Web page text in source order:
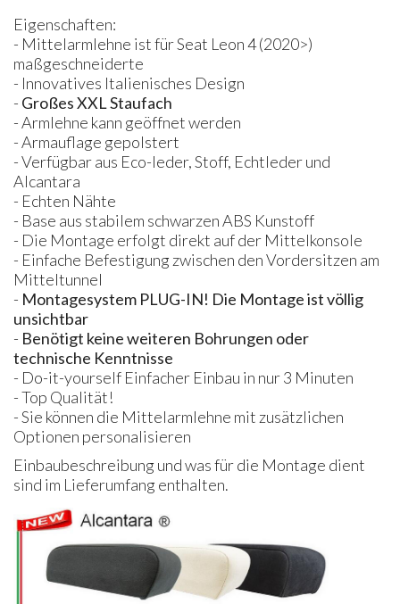
Eigenschaften:
- Mittelarmlehne ist für Seat Leon 4 (2020>)
maßgeschneiderte
- Innovatives Italienisches Design
- Großes XXL Staufach
- Armlehne kann geöffnet werden
- Armauflage gepolstert
- Verfügbar aus Eco-leder, Stoff, Echtleder und
Alcantara
- Echten Nähte
- Base aus stabilem schwarzen ABS Kunstoff
- Die Montage erfolgt direkt auf der Mittelkonsole
- Einfache Befestigung zwischen den Vordersitzen am
Mitteltunnel
- Montagesystem PLUG-IN! Die Montage ist völlig
unsichtbar
- Benötigt keine weiteren Bohrungen oder
technische Kenntnisse
- Do-it-yourself Einfacher Einbau in nur 3 Minuten
- Top Qualität!
- Sie können die Mittelarmlehne mit zusätzlichen
Optionen personalisieren
Einbaubeschreibung und was für die Montage dient
sind im Lieferumfang enthalten.